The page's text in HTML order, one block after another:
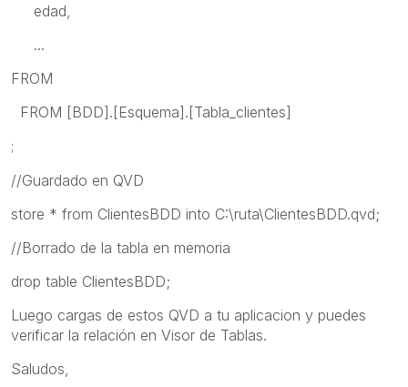
edad,
...
FROM
FROM [BDD].[Esquema].[Tabla_clientes]
;
//Guardado en QVD
store * from ClientesBDD into C:\ruta\ClientesBDD.qvd;
//Borrado de la tabla en memoria
drop table ClientesBDD;
Luego cargas de estos QVD a tu aplicacion y puedes
verificar la relación en Visor de Tablas.
Saludos,